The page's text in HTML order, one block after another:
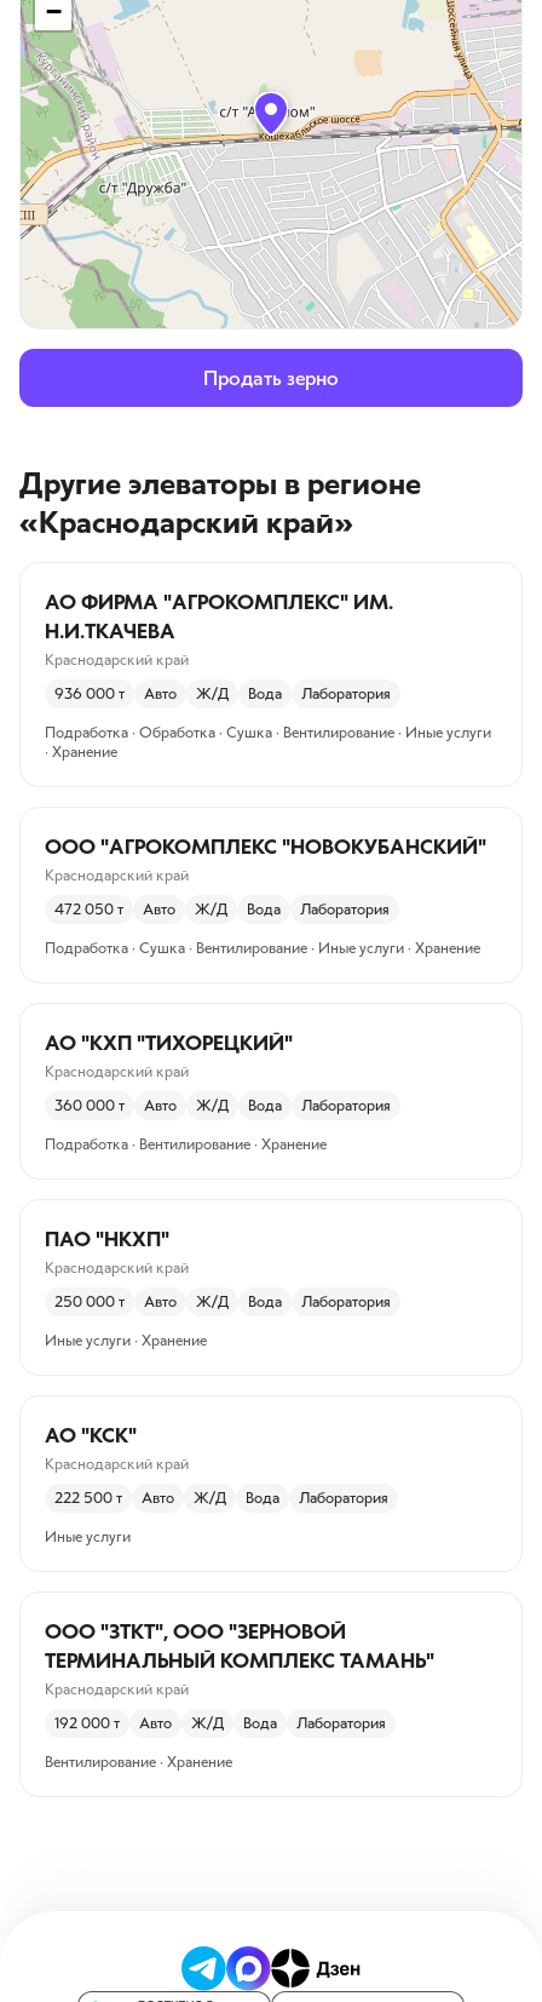
−
Продать зерно
Другие элеваторы в регионе
«Краснодарский край»
АО ФИРМА "АГРОКОМПЛЕКС" ИМ.
Н.И.ТКАЧЕВА
Краснодарский край
936 000 т Авто Ж/Д Вода Лаборатория
Подработка · Обработка · Сушка · Вентилирование · Иные услуги
· Хранение
ООО "АГРОКОМПЛЕКС "НОВОКУБАНСКИЙ"
Краснодарский край
472 050 т Авто Ж/Д Вода Лаборатория
Подработка · Сушка · Вентилирование · Иные услуги · Хранение
АО "КХП "ТИХОРЕЦКИЙ"
Краснодарский край
360 000 т Авто Ж/Д Вода Лаборатория
Подработка · Вентилирование · Хранение
ПАО "НКХП"
Краснодарский край
250 000 т Авто Ж/Д Вода Лаборатория
Иные услуги · Хранение
АО "КСК"
Краснодарский край
222 500 т Авто Ж/Д Вода Лаборатория
Иные услуги
ООО "ЗТКТ", ООО "ЗЕРНОВОЙ
ТЕРМИНАЛЬНЫЙ КОМПЛЕКС ТАМАНЬ"
Краснодарский край
192 000 т Авто Ж/Д Вода Лаборатория
Вентилирование · Хранение